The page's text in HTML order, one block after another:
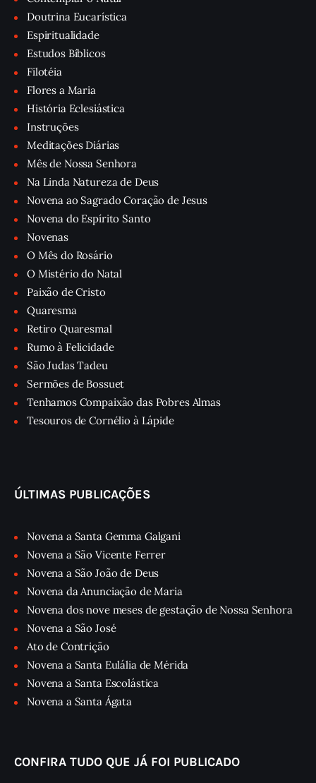
Doutrina Eucarística
Espiritualidade
Estudos Bíblicos
Filotéia
Flores a Maria
História Eclesiástica
Instruções
Meditações Diárias
Mês de Nossa Senhora
Na Linda Natureza de Deus
Novena ao Sagrado Coração de Jesus
Novena do Espírito Santo
Novenas
O Mês do Rosário
O Mistério do Natal
Paixão de Cristo
Quaresma
Retiro Quaresmal
Rumo à Felicidade
São Judas Tadeu
Sermões de Bossuet
Tenhamos Compaixão das Pobres Almas
Tesouros de Cornélio à Lápide
ÚLTIMAS PUBLICAÇÕES
Novena a Santa Gemma Galgani
Novena a São Vicente Ferrer
Novena a São João de Deus
Novena da Anunciação de Maria
Novena dos nove meses de gestação de Nossa Senhora
Novena a São José
Ato de Contrição
Novena a Santa Eulália de Mérida
Novena a Santa Escolástica
Novena a Santa Ágata
CONFIRA TUDO QUE JÁ FOI PUBLICADO